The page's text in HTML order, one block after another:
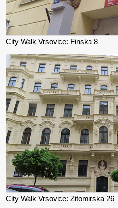
City Walk Vrsovice: Finska 8
City Walk Vrsovice: Zitomirska 26